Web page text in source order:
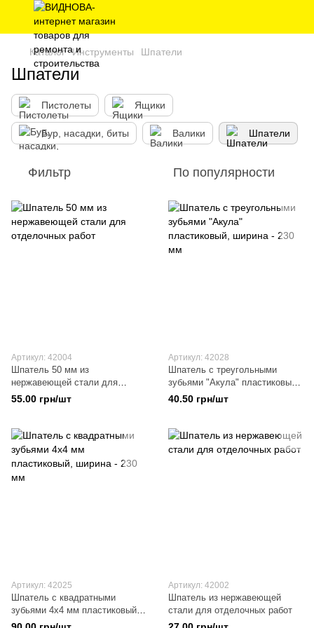
Каталог Инструменты Шпатели
Шпатели
Пистолеты Ящики
Бур, насадки, биты Валики Шпатели
Фильтр По популярности
Артикул: 42004
Шпатель 50 мм из
нержавеющей стали для
отделочных работ
55.00 грн/шт
Артикул: 42028
Шпатель с треугольными
зубьями "Акула" пластиковый,
ширина - 230 мм
40.50 грн/шт
Артикул: 42025
Шпатель с квадратными
зубьями 4х4 мм пластиковый,
ширина - 230 мм
Артикул: 42002
Шпатель из нержавеющей
стали для отделочных работ